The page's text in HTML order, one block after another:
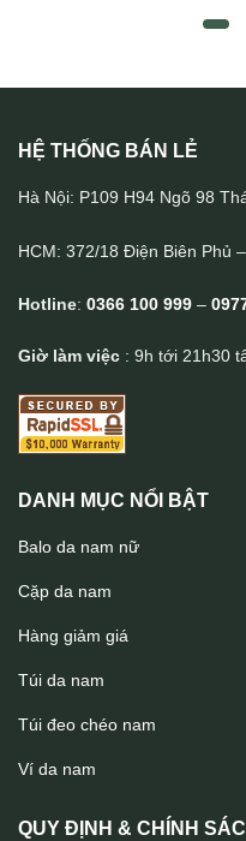
Clutch golf cầm tay da bò
Clutch golf cầm tay da bò
HỆ THỐNG BÁN LẺ
Hà Nội: P109 H94 Ngõ 98
HCM: 372/18 Điện Biên Phủ
Hotline: 0366 100 999 –
Giờ làm việc : 9h tới 21h30
DANH MỤC NỔI BẬT
Balo da nam nữ
Cặp da nam
Hàng giảm giá
Túi da nam
Túi đeo chéo nam
Ví da nam
QUY ĐỊNH & CHÍNH